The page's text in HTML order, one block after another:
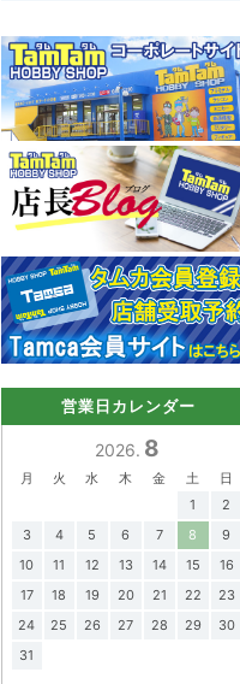
営業日カレンダー
2026. 8
月 火 水 木 金 土
日
1
2
3
4 5 6 7 8
9
10
11 12 13 14 15
16
17
18 19 20 21 22
23
24
25 26 27 28 29
30
31